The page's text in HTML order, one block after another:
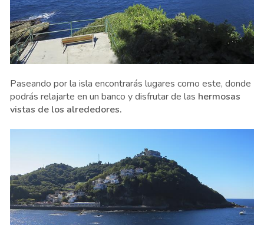
Paseando por la isla encontrarás lugares como este, donde
podrás relajarte en un banco y disfrutar de las hermosas
vistas de los alrededores.